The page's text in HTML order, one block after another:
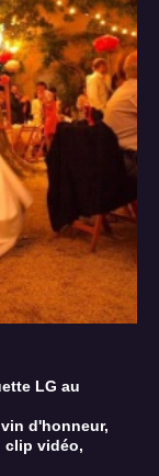
LG au
d'honneur,
clip vidéo,